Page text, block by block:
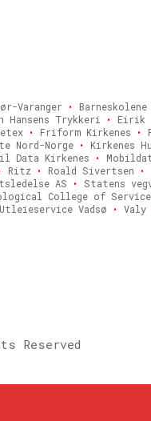
Varanger •
Hansens Trykkeri • Eirik
• Friform Kirkenes •
Nord-Norge • Kirkenes
Data Kirkenes •
Ritz • Roald Sivertsen •
AS • Statens
College of Service
Utleieservice Vadsø • Valy
Reserved